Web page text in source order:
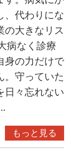
、代わりにな
の大きなリス
病なく診療
身の力だけで
。守っていた
日々忘れない
もっと見る